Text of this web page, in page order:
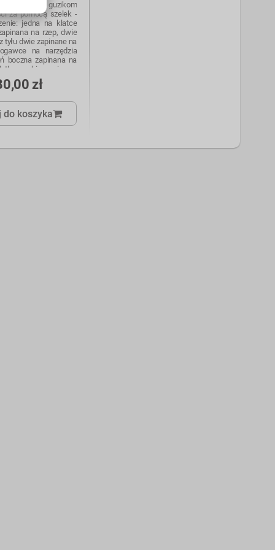
pasie dzięki guzikom
za pomocą szelek -
jedna na klatce
na rzep, dwie
tyłu dwie zapinane na
na narzędzia
boczna zapinana na
kieszenie na
KING BEE
przypięcia kluczy
zł
do koszyka